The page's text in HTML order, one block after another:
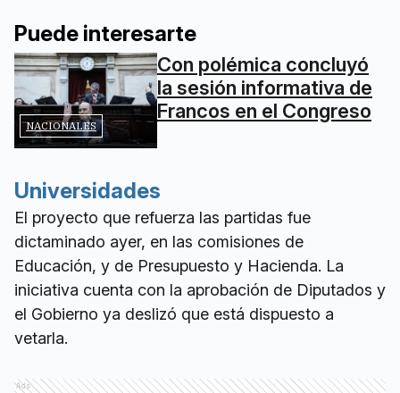
Puede interesarte
NACIONALES
Con polémica concluyó
la sesión informativa de
Francos en el Congreso
Universidades
El proyecto que refuerza las partidas fue
dictaminado ayer, en las comisiones de
Educación, y de Presupuesto y Hacienda. La
iniciativa cuenta con la aprobación de Diputados y
el Gobierno ya deslizó que está dispuesto a
vetarla.
Ads